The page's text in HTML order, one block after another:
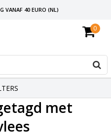
VANAF 40 EURO (NL)
0
met